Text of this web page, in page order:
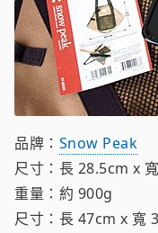
品牌： Snow Peak
尺寸：長 28.5cm x
重量：約 900g
尺寸：長 47cm x 寬